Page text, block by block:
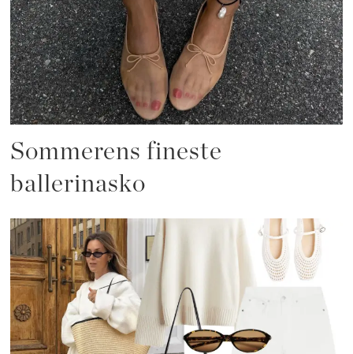
Sommerens fineste
ballerinasko